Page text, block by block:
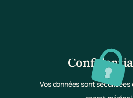
Vos données sont sécurisées